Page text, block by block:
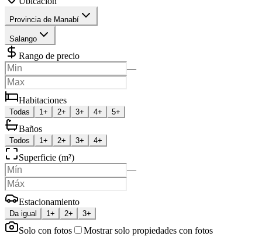
Provincia de Manabí
Salango
Rango de precio
—
Habitaciones
Todas 1+ 2+ 3+ 4+ 5+
Baños
Todos 1+ 2+ 3+ 4+
Superficie (m²)
—
Estacionamiento
Da igual 1+ 2+ 3+
Solo con fotos
Mostrar solo propiedades con fotos